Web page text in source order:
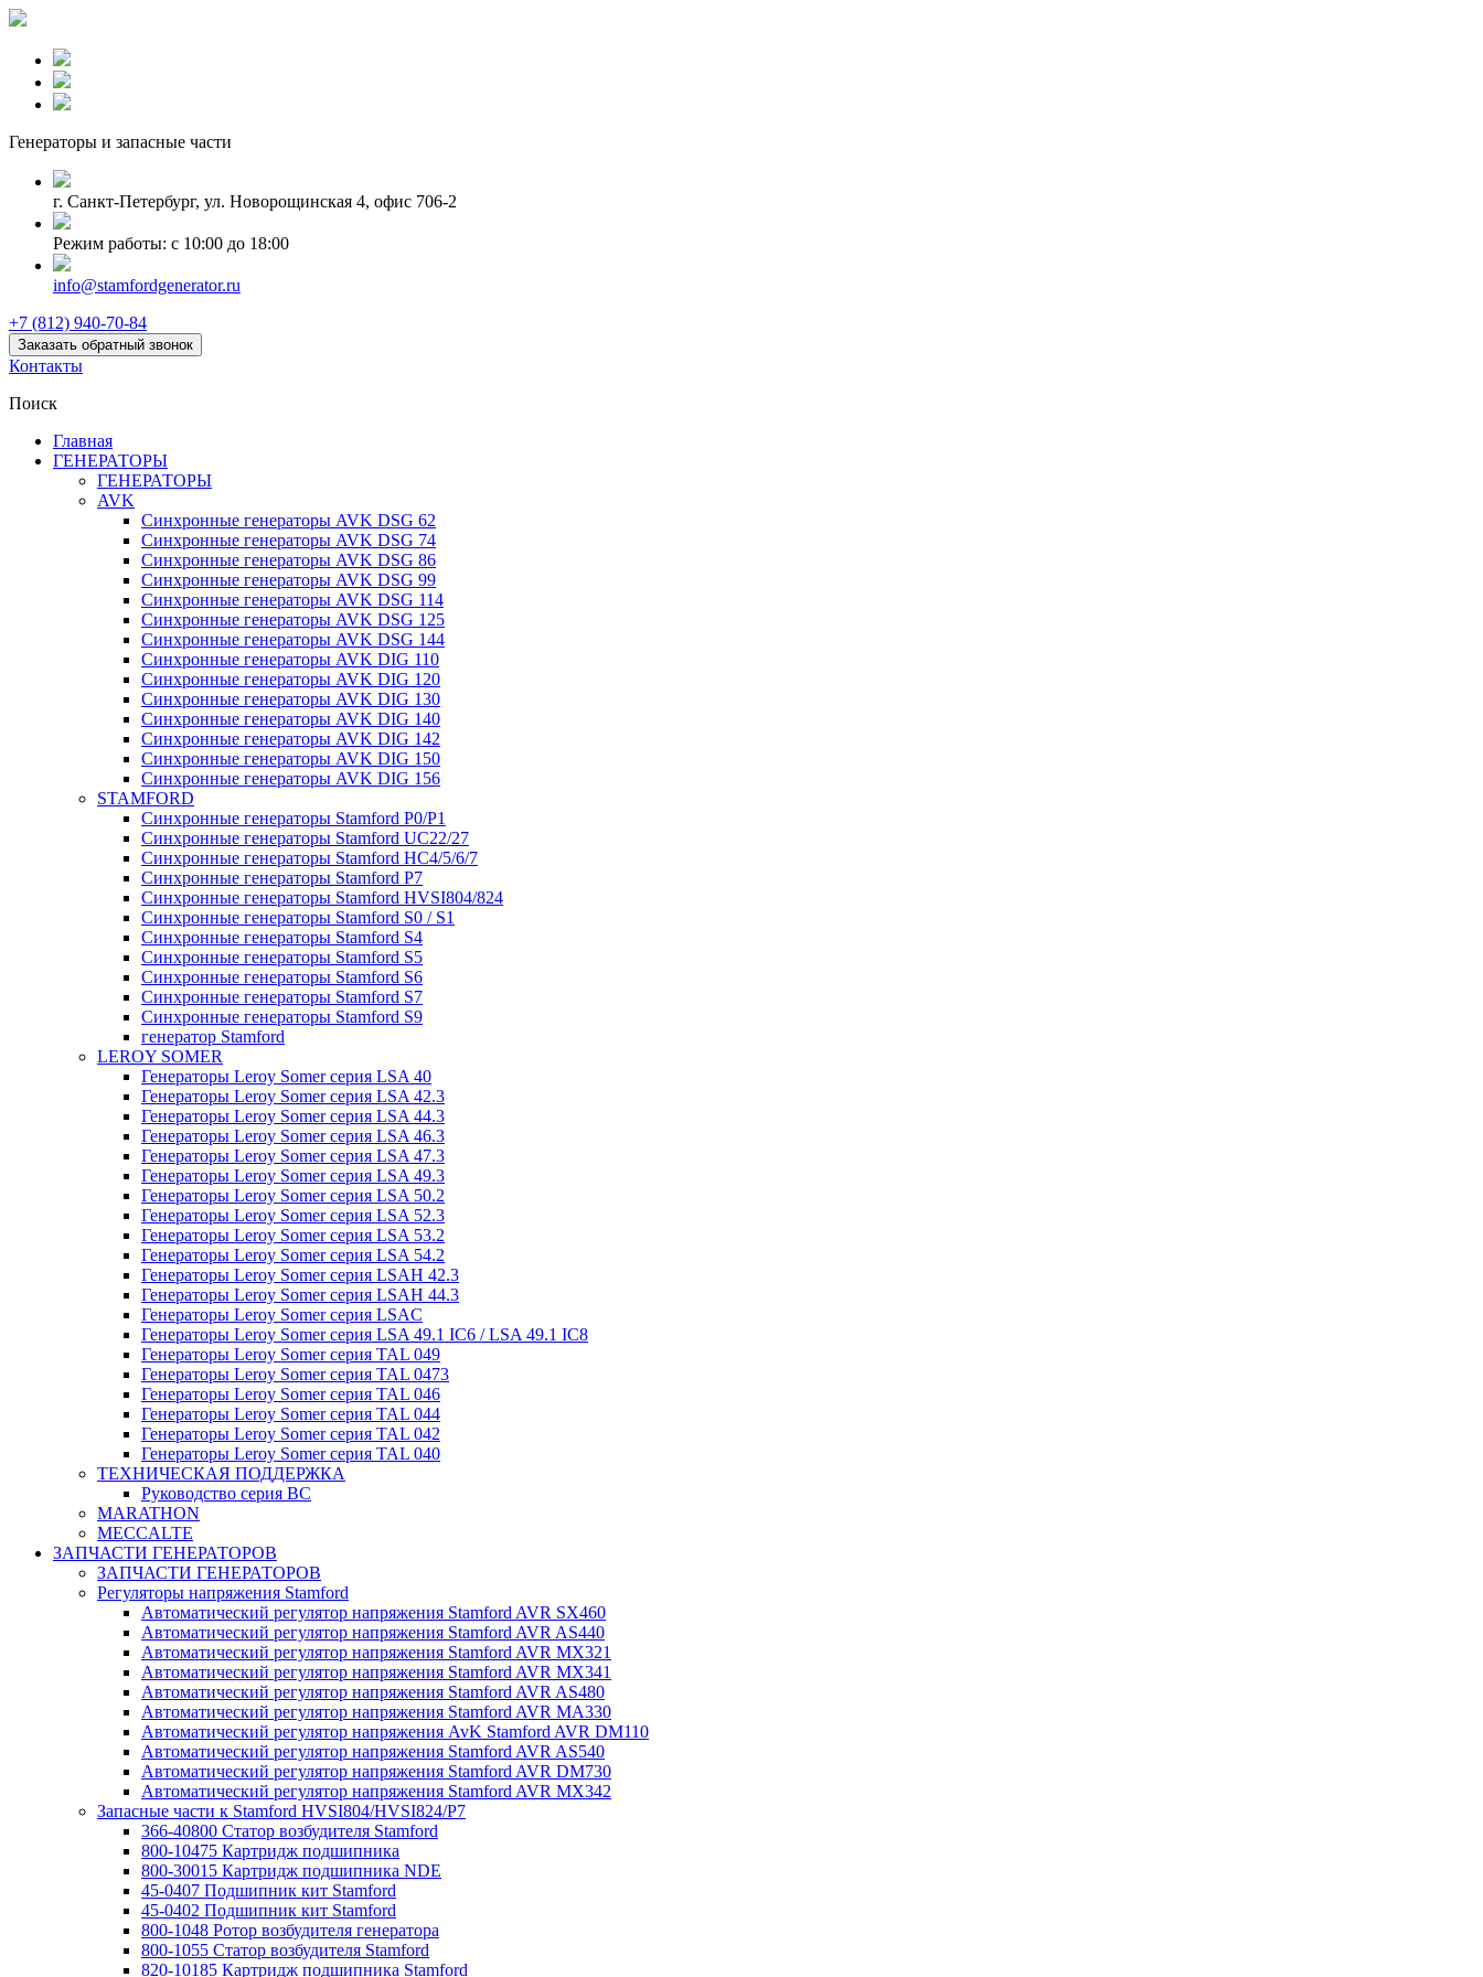
Генераторы и запаcные части
г. Санкт-Петербург, ул. Новорощинская 4, офис 706-2
Режим работы: с 10:00 до 18:00
info@stamfordgenerator.ru
+7 (812) 940-70-84
Заказать обратный звонок
Контакты
Поиск
Главная
ГЕНЕРАТОРЫ
ГЕНЕРАТОРЫ
AVK
Синхронные генераторы AVK DSG 62
Синхронные генераторы AVK DSG 74
Синхронные генераторы AVK DSG 86
Синхронные генераторы AVK DSG 99
Синхронные генераторы AVK DSG 114
Синхронные генераторы AVK DSG 125
Синхронные генераторы AVK DSG 144
Синхронные генераторы AVK DIG 110
Синхронные генераторы AVK DIG 120
Синхронные генераторы AVK DIG 130
Синхронные генераторы AVK DIG 140
Синхронные генераторы AVK DIG 142
Синхронные генераторы AVK DIG 150
Синхронные генераторы AVK DIG 156
STAMFORD
Синхронные генераторы Stamford P0/P1
Синхронные генераторы Stamford UC22/27
Синхронные генераторы Stamford HC4/5/6/7
Синхронные генераторы Stamford P7
Синхронные генераторы Stamford HVSI804/824
Синхронные генераторы Stamford S0 / S1
Синхронные генераторы Stamford S4
Синхронные генераторы Stamford S5
Синхронные генераторы Stamford S6
Синхронные генераторы Stamford S7
Синхронные генераторы Stamford S9
генератор Stamford
LEROY SOMER
Генераторы Leroy Somer серия LSA 40
Генераторы Leroy Somer серия LSA 42.3
Генераторы Leroy Somer серия LSA 44.3
Генераторы Leroy Somer серия LSA 46.3
Генераторы Leroy Somer серия LSA 47.3
Генераторы Leroy Somer серия LSA 49.3
Генераторы Leroy Somer серия LSA 50.2
Генераторы Leroy Somer серия LSA 52.3
Генераторы Leroy Somer серия LSA 53.2
Генераторы Leroy Somer серия LSA 54.2
Генераторы Leroy Somer серия LSAH 42.3
Генераторы Leroy Somer серия LSAH 44.3
Генераторы Leroy Somer серия LSAC
Генераторы Leroy Somer серия LSA 49.1 IC6 / LSA 49.1 IC8
Генераторы Leroy Somer серия TAL 049
Генераторы Leroy Somer серия TAL 0473
Генераторы Leroy Somer серия TAL 046
Генераторы Leroy Somer серия TAL 044
Генераторы Leroy Somer серия TAL 042
Генераторы Leroy Somer серия TAL 040
ТЕХНИЧЕСКАЯ ПОДДЕРЖКА
Руководство серия BC
MARATHON
MECCALTE
ЗАПЧАСТИ ГЕНЕРАТОРОВ
ЗАПЧАСТИ ГЕНЕРАТОРОВ
Регуляторы напряжения Stamford
Автоматический регулятор напряжения Stamford AVR SX460
Автоматический регулятор напряжения Stamford AVR AS440
Автоматический регулятор напряжения Stamford AVR MX321
Автоматический регулятор напряжения Stamford AVR MX341
Автоматический регулятор напряжения Stamford AVR AS480
Автоматический регулятор напряжения Stamford AVR MA330
Автоматический регулятор напряжения AvK Stamford AVR DM110
Автоматический регулятор напряжения Stamford AVR AS540
Автоматический регулятор напряжения Stamford AVR DM730
Автоматический регулятор напряжения Stamford AVR MX342
Запасные части к Stamford HVSI804/HVSI824/P7
366-40800 Статор возбудителя Stamford
800-10475 Картридж подшипника
800-30015 Картридж подшипника NDE
45-0407 Подшипник кит Stamford
45-0402 Подшипник кит Stamford
800-1048 Ротор возбудителя генератора
800-1055 Статор возбудителя Stamford
820-10185 Картридж подшипника Stamford